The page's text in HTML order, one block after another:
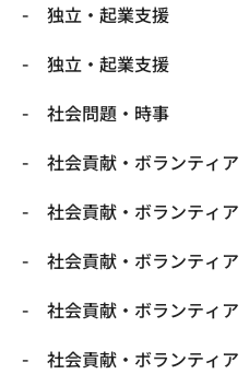
独立・起業支援
独立・起業支援
社会問題・時事
社会貢献・ボランティア
社会貢献・ボランティア
社会貢献・ボランティア
社会貢献・ボランティア
社会貢献・ボランティア